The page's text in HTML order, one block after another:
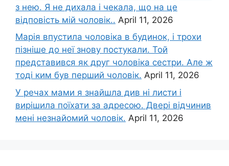
з нею. Я не дихала і чекала, що на це
відповість мій чоловік.. April 11, 2026
Марія впустила чоловіка в будинок, і трохи
пізніше до неї знову постукали. Той
представився як друг чоловіка сестри. Але ж
тоді ким був перший чоловік. April 11, 2026
У речах мами я знайшла див ні листи і
вирішила поїхати за адресою. Двері відчинив
мені незнайомий чоловік. April 11, 2026